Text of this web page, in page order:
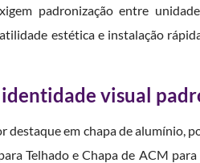
padronização entre
estética e instalação
visual
em chapa de alumínio,
Telhado e Chapa de ACM